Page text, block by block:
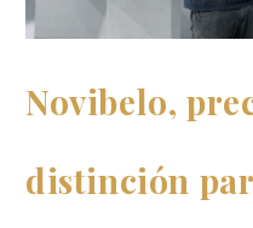
Novibelo,
distinción